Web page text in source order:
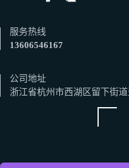
服务热线
13606546167
公司地址
浙江省杭州市西湖区留下街